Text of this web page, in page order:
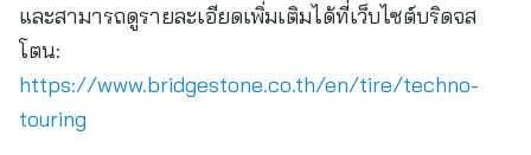
และสามารถดูรายละเอียดเพิ่มเติมได้ที่เว็บไซต์บริดจส
โตน:
https://www.bridgestone.co.th/en/tire/techno-
touring